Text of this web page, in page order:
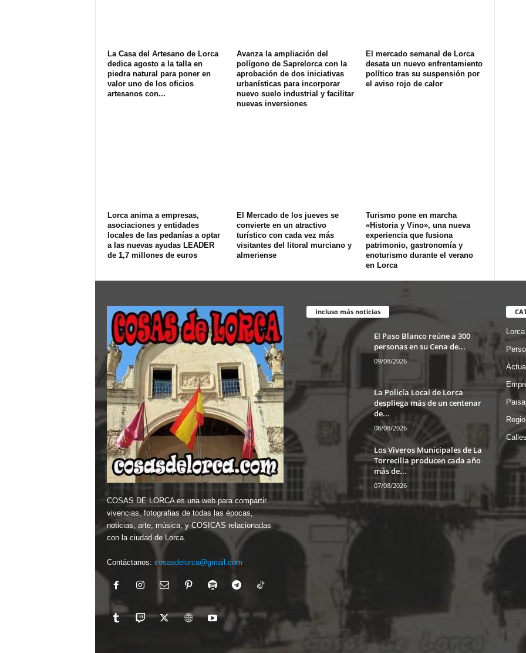
La Casa del Artesano de Lorca
dedica agosto a la talla en
piedra natural para poner en
valor uno de los oficios
artesanos con...
Avanza la ampliación del
polígono de Saprelorca con la
aprobación de dos iniciativas
urbanísticas para incorporar
nuevo suelo industrial y facilitar
nuevas inversiones
El mercado semanal de Lorca
desata un nuevo enfrentamiento
político tras su suspensión por
el aviso rojo de calor
Lorca anima a empresas,
asociaciones y entidades
locales de las pedanías a optar
a las nuevas ayudas LEADER
de 1,7 millones de euros
El Mercado de los jueves se
convierte en un atractivo
turístico con cada vez más
visitantes del litoral murciano y
almeriense
Turismo pone en marcha
«Historia y Vino», una nueva
experiencia que fusiona
patrimonio, gastronomía y
enoturismo durante el verano
en Lorca
COSAS DE LORCA es una web para compartir
vivencias, fotografias de todas las épocas,
noticias, arte, música, y COSICAS relacionadas
con la ciudad de Lorca.
Contáctanos: cosasdelorca@gmail.com
Incluso más noticias
El Paso Blanco reúne a 300
personas en su Cena de...
09/08/2026
La Policía Local de Lorca
despliega más de un centenar
de...
08/08/2026
Los Viveros Municipales de La
Torrecilla producen cada año
más de...
07/08/2026
Lorca